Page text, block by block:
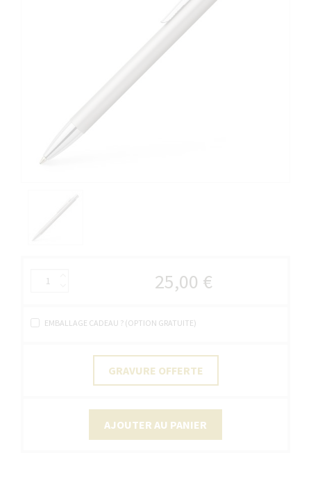
25,00 €
EMBALLAGE CADEAU ? (OPTION GRATUITE)
GRAVURE OFFERTE
AJOUTER AU PANIER